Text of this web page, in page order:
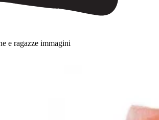
e ragazze immagini